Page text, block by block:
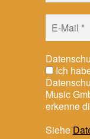
Ich
Music
erkenne
Siehe